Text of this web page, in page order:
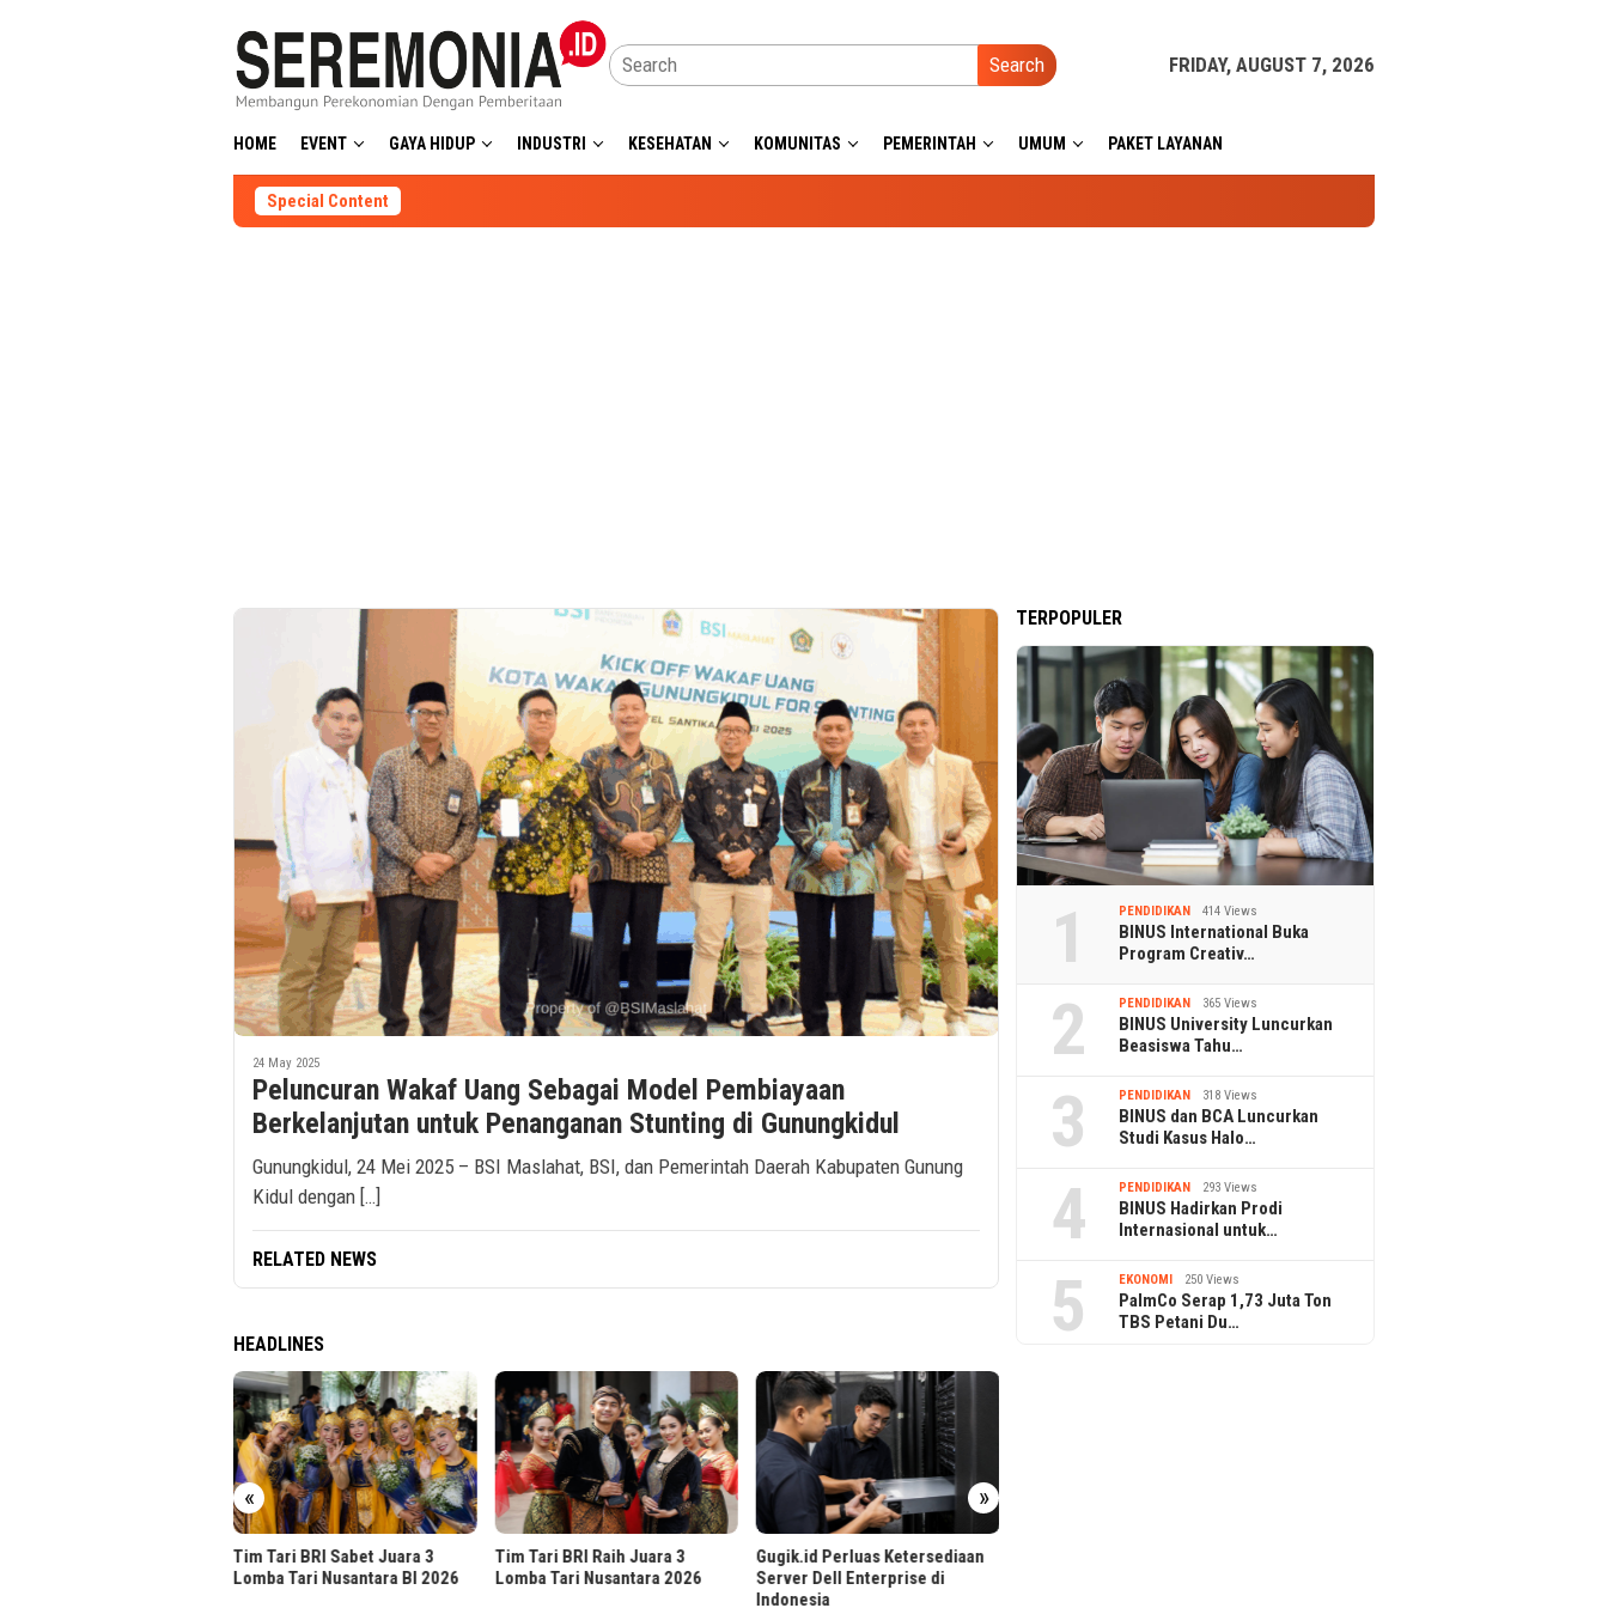
Search FRIDAY, AUGUST 7, 2026
HOME EVENT GAYA HIDUP INDUSTRI KESEHATAN KOMUNITAS PEMERINTAH UMUM PAKET LAYANAN
Special Content
24 May 2025
Peluncuran Wakaf Uang Sebagai Model Pembiayaan
Berkelanjutan untuk Penanganan Stunting di Gunungkidul
Gunungkidul, 24 Mei 2025 – BSI Maslahat, BSI, dan Pemerintah Daerah Kabupaten Gunung
Kidul dengan […]
RELATED NEWS
HEADLINES
« »
Tim Tari BRI Sabet Juara 3
Lomba Tari Nusantara BI 2026
Tim Tari BRI Raih Juara 3
Lomba Tari Nusantara 2026
Gugik.id Perluas Ketersediaan
Server Dell Enterprise di
Indonesia
TERPOPULER
1 PENDIDIKAN 414 Views
BINUS International Buka
Program Creativ…
2 PENDIDIKAN 365 Views
BINUS University Luncurkan
Beasiswa Tahu…
3 PENDIDIKAN 318 Views
BINUS dan BCA Luncurkan
Studi Kasus Halo…
4 PENDIDIKAN 293 Views
BINUS Hadirkan Prodi
Internasional untuk…
5 EKONOMI 250 Views
PalmCo Serap 1,73 Juta Ton
TBS Petani Du…